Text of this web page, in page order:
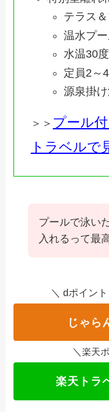
テラス
温水プ
水温30
定員2～
源泉掛
＞＞ プール
トラベルで
プールで泳い
入れるって最
＼ dポイン
じゃら
＼ 楽天
楽天トラ